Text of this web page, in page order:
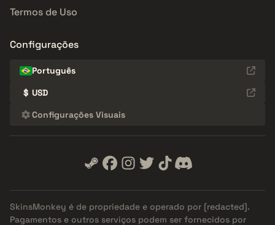
Termos de Uso
Configurações
Português
$ USD
Configurações Visuais
SkinsMonkey é de propriedade e operado por [redacted].
Pagamentos e outros serviços podem ser fornecidos por